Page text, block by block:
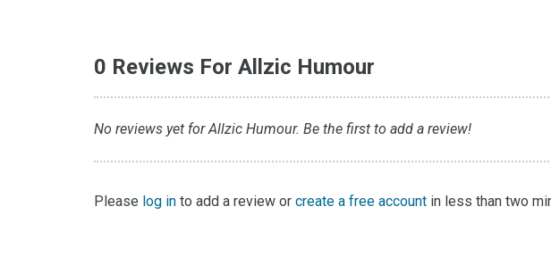
0 Reviews For Allzic Humour
No reviews yet for Allzic Humour. Be the first to add a review!
Please log in to add a review orcreate a free account in less than two